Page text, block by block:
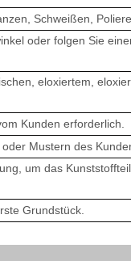
Schweißen,
oder folgen Sie
eloxiertem,
Kunden erforderlich.
Mustern des
um das
Grundstück.